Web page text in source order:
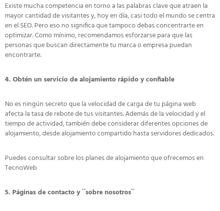
Existe mucha competencia en torno a las palabras clave que atraen la
mayor cantidad de visitantes y, hoy en día, casi todo el mundo se centra
en el SEO. Pero eso no significa que tampoco debas concentrarte en
optimizar. Como mínimo, recomendamos esforzarse para que las
personas que buscan directamente tu marca o empresa puedan
encontrarte.
4. Obtén un servicio de alojamiento rápido y confiable
No es ningún secreto que la velocidad de carga de tu página web
afecta la tasa de rebote de tus visitantes. Además de la velocidad y el
tiempo de actividad, también debe considerar diferentes opciones de
alojamiento, desde alojamiento compartido hasta servidores dedicados.
Puedes consultar sobre los planes de alojamiento que ofrecemos en
TecnoWeb
5. Páginas de contacto y ¨sobre nosotros¨